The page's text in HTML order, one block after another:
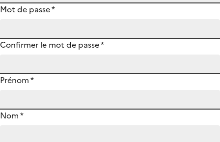
Mot de passe*
Confirmer le mot de passe*
Prénom*
Nom*